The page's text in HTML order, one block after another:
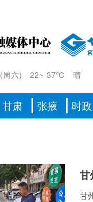
(周六) 22~ 37℃ 晴
甘肃 张掖 时政
甘
甘